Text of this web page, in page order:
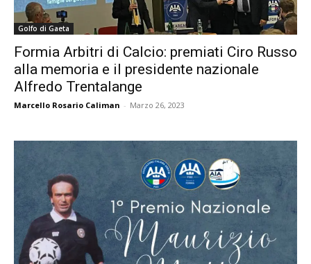
Golfo di Gaeta
Formia Arbitri di Calcio: premiati Ciro Russo
alla memoria e il presidente nazionale
Alfredo Trentalange
Marcello Rosario Caliman - Marzo 26, 2023